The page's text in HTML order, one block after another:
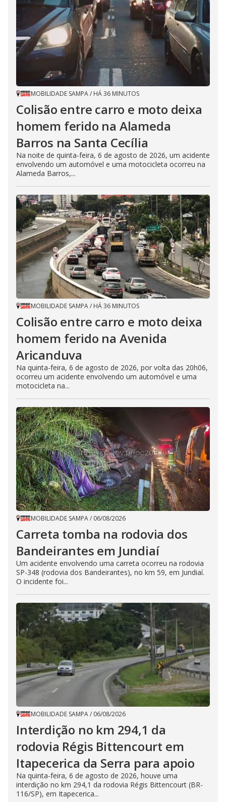
MOBILIDADE SAMPA/ HÁ 36 MINUTOS
Colisão entre carro e moto deixa
homem ferido na Alameda
Barros na Santa Cecília
Na noite de quinta-feira, 6 de agosto de 2026, um acidente
envolvendo um automóvel e uma motocicleta ocorreu na
Alameda Barros,...
MOBILIDADE SAMPA/ HÁ 36 MINUTOS
Colisão entre carro e moto deixa
homem ferido na Avenida
Aricanduva
Na quinta-feira, 6 de agosto de 2026, por volta das 20h06,
ocorreu um acidente envolvendo um automóvel e uma
motocicleta na...
MOBILIDADE SAMPA/ 06/08/2026
Carreta tomba na rodovia dos
Bandeirantes em Jundiaí
Um acidente envolvendo uma carreta ocorreu na rodovia
SP-348 (rodovia dos Bandeirantes), no km 59, em Jundiaí.
O incidente foi...
MOBILIDADE SAMPA/ 06/08/2026
Interdição no km 294,1 da
rodovia Régis Bittencourt em
Itapecerica da Serra para apoio
Na quinta-feira, 6 de agosto de 2026, houve uma
interdição no km 294,1 da rodovia Régis Bittencourt (BR-
116/SP), em Itapecerica...